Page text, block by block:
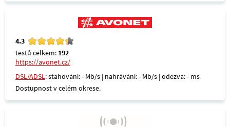
4.3
testů celkem: 192
https://avonet.cz/
DSL/ADSL: stahování: - Mb/s | nahrávání: - Mb/s | odezva: - ms
Dostupnost v celém okrese.